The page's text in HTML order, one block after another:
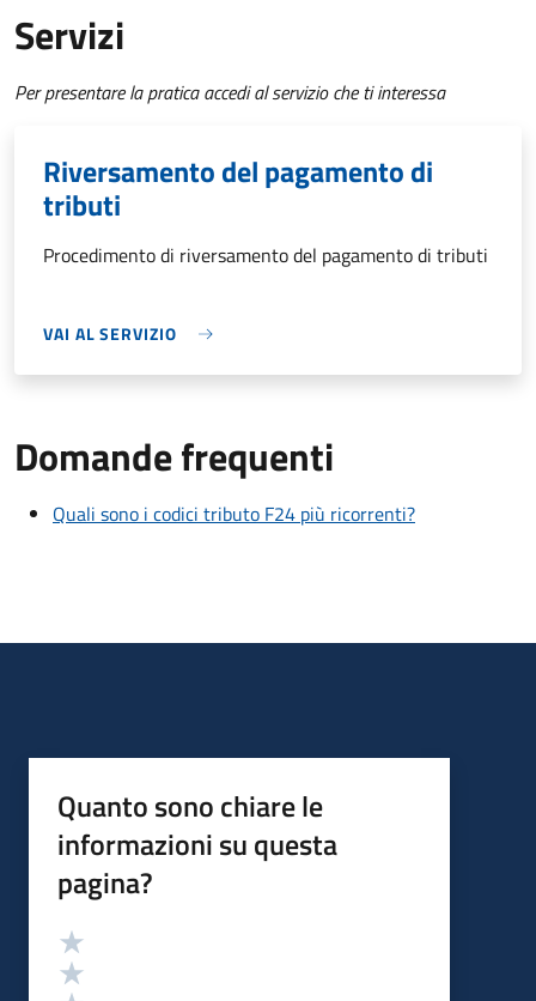
Servizi
Per presentare la pratica accedi al servizio che ti interessa
Riversamento del pagamento di
tributi
Procedimento di riversamento del pagamento di tributi
VAI AL SERVIZIO
Domande frequenti
Quali sono i codici tributo F24 più ricorrenti?
Quanto sono chiare le
informazioni su questa
pagina?
Valutazione